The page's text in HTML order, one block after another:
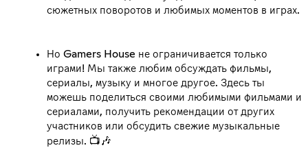
сюжетных поворотов и любимых моментов в играх.
Но Gamers House не ограничивается только
играми! Мы также любим обсуждать фильмы,
сериалы, музыку и многое другое. Здесь ты
можешь поделиться своими любимыми фильмами и
сериалами, получить рекомендации от других
участников или обсудить свежие музыкальные
релизы. 📺🎶